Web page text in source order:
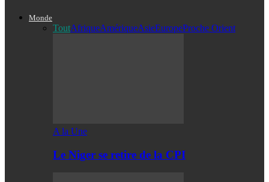
Monde
ToutAfriqueAmériqueAsieEuropeProche Orient
A la Une
Le Niger se retire de la CPI